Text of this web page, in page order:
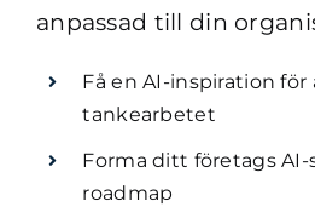
anpassad till din
Få en AI-inspiration
tankearbetet
Forma ditt företags
roadmap